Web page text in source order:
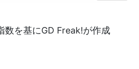
数を基にGD Freak!が作成